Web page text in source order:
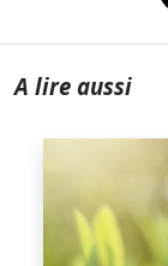
A lire aussi